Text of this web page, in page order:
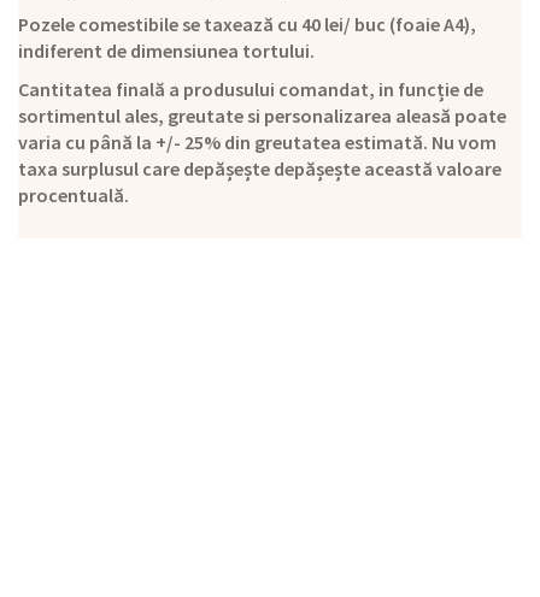
Pozele comestibile se taxează cu 40 lei/ buc (foaie A4),
indiferent de dimensiunea tortului.
Cantitatea finală a produsului comandat, in funcție de
sortimentul ales, greutate si personalizarea aleasă poate
varia cu până la +/- 25% din greutatea estimată. Nu vom
taxa surplusul care depășește depășește această valoare
procentuală.